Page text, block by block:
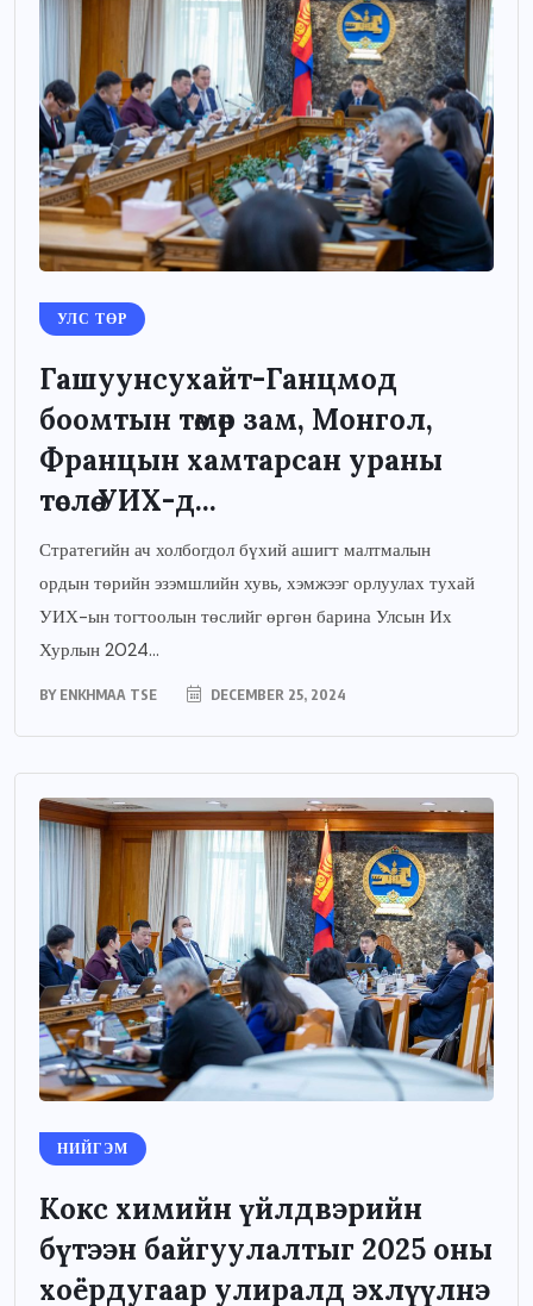
УЛС ТӨР
Гашуунсухайт-Ганцмод
боомтын төмөр зам, Монгол,
Францын хамтарсан ураны
төслөө УИХ-д...
Стратегийн ач холбогдол бүхий ашигт малтмалын
ордын төрийн эзэмшлийн хувь, хэмжээг орлуулах тухай
УИХ-ын тогтоолын төслийг өргөн барина Улсын Их
Хурлын 2024...
BY ENKHMAA TSE DECEMBER 25, 2024
НИЙГЭМ
Кокс химийн үйлдвэрийн
бүтээн байгуулалтыг 2025 оны
хоёрдугаар улиралд эхлүүлнэ